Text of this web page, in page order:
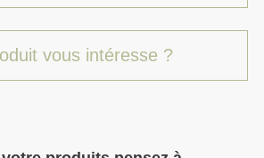
vous intéresse ?